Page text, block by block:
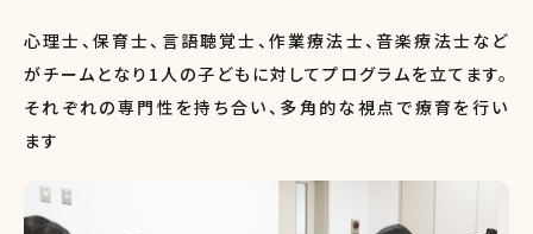
心理士、保育士、言語聴覚士、作業療法士、音楽療法士など
がチームとなり1人の子どもに対してプログラムを立てます。
それぞれの専門性を持ち合い、多角的な視点で療育を行い
ます